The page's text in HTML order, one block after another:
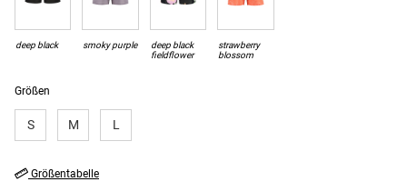
Größen
S M L
deep black smoky purple
deep black
fieldflower
strawberry
blossom
Größentabelle